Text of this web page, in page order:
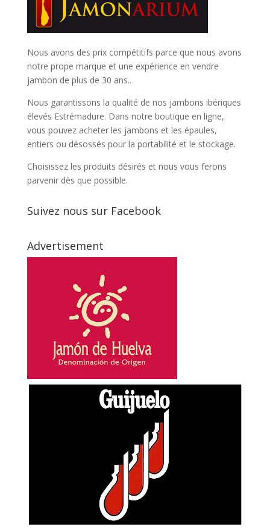
Nous avons des prix compétitifs parce que nous avons
notre prope marque et une expérience en vendre
jambon de plus de 30 ans..
Nous garantissons la qualité de nos jambons ibériques
élevés Estrémadure. Dans notre boutique en ligne,
vous pouvez acheter les jambons et les épaules,
entiers ou désossés pour la portabilité et le stockage.
Choisissez les produits désirés et nous vous ferons
parvenir dès que possible.
Suivez nous sur Facebook
Advertisement